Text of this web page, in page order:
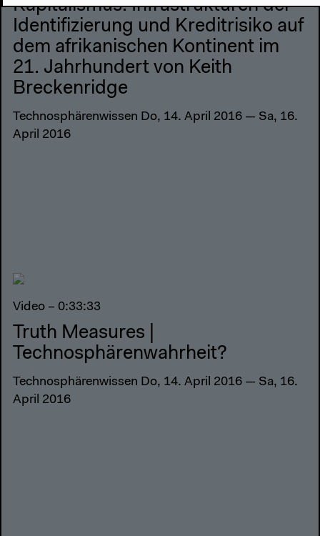
Kapitalismus: Infrastrukturen der
Identifizierung und Kreditrisiko auf
dem afrikanischen Kontinent im
21. Jahrhundert von Keith
Breckenridge
Technosphärenwissen Do, 14. April 2016 — Sa, 16.
April 2016
Video – 0:33:33
Truth Measures |
Technosphärenwahrheit?
Technosphärenwissen Do, 14. April 2016 — Sa, 16.
April 2016